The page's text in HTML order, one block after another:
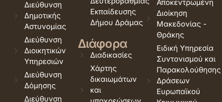
Διεύθυνση
Δημοτικής
Αστυνομίας
Διεύθυνση
Διοικητικών
Υπηρεσιών
Διεύθυνση
Δόμησης
Διεύθυνση
Εκπαίδευσης
Δήμου Δράμας
Διάφορα
Διαδικασίες
Χάρτης
δικαιωμάτων
και
Αποκεντρωμένη
Διοίκηση
Μακεδονίας -
Θράκης
Ειδική Υπηρεσία
Συντονισμού και
Παρακολούθησης
Δράσεων
Ευρωπαϊκού